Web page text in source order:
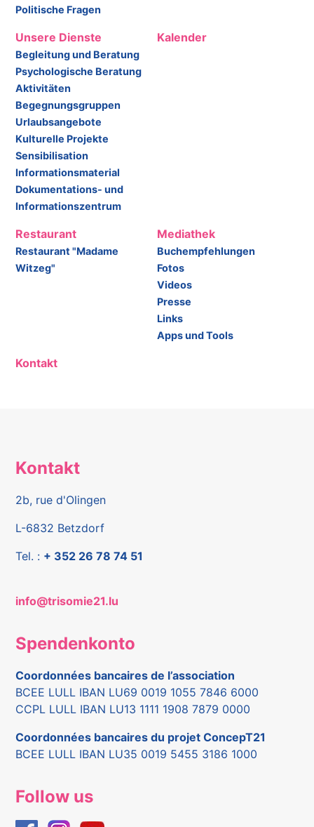
Politische Fragen
Unsere Dienste
Begleitung und Beratung
Psychologische Beratung
Aktivitäten
Begegnungsgruppen
Urlaubsangebote
Kulturelle Projekte
Sensibilisation
Informationsmaterial
Dokumentations- und
Informationszentrum
Kalender
Restaurant
Restaurant "Madame
Witzeg"
Mediathek
Buchempfehlungen
Fotos
Videos
Presse
Links
Apps und Tools
Kontakt
Kontakt
2b, rue d'Olingen
L-6832 Betzdorf
Tel. : + 352 26 78 74 51
info@trisomie21.lu
Spendenkonto
Coordonnées bancaires de l’association
BCEE LULL IBAN LU69 0019 1055 7846 6000
CCPL LULL IBAN LU13 1111 1908 7879 0000
Coordonnées bancaires du projet ConcepT21
BCEE LULL IBAN LU35 0019 5455 3186 1000
Follow us